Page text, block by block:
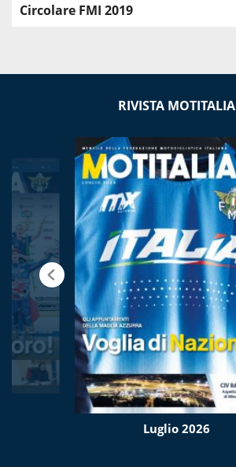
Circolare FMI 2019
RIVISTA MOTITALIA
Luglio 2026